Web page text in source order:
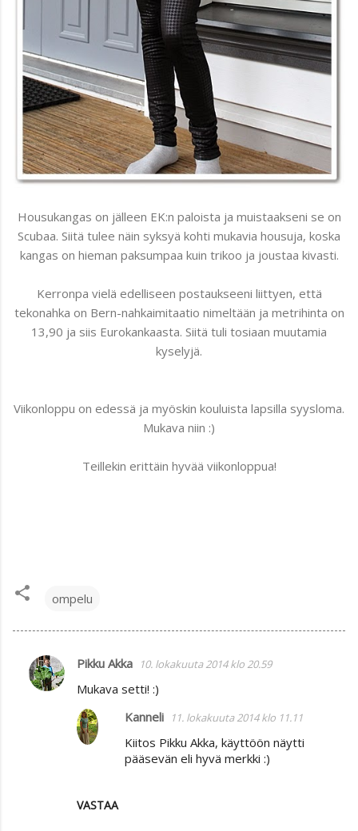
Housukangas on jälleen EK:n paloista ja muistaakseni se on
Scubaa. Siitä tulee näin syksyä kohti mukavia housuja, koska
kangas on hieman paksumpaa kuin trikoo ja joustaa kivasti.
Kerronpa vielä edelliseen postaukseeni liittyen, että
tekonahka on Bern-nahkaimitaatio nimeltään ja metrihinta on
13,90 ja siis Eurokankaasta. Siitä tuli tosiaan muutamia
kyselyjä.
Viikonloppu on edessä ja myöskin kouluista lapsilla syysloma.
Mukava niin :)
Teillekin erittäin hyvää viikonloppua!
ompelu
K
o
Pikku Akka 10. lokakuuta 2014 klo 20.59
Mukava setti! :)
VASTAA
Kanneli 11. lokakuuta 2014 klo 11.11
Kiitos Pikku Akka, käyttöön näytti
pääsevän eli hyvä merkki :)